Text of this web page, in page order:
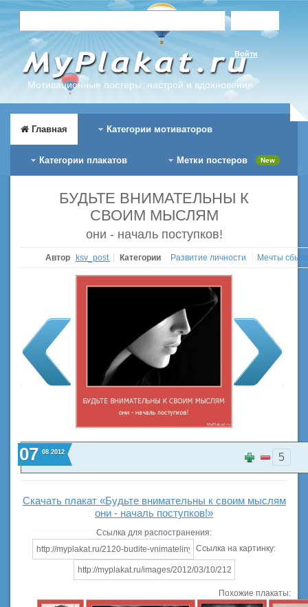
Мотивационные постеры, настрой и вдохновение
Войти
Главная Категории мотиваторов
Категории плакатов Метки постеров New
БУДЬТЕ ВНИМАТЕЛЬНЫ К
СВОИМ МЫСЛЯМ
они - началь поступков!
Автор ksv_post Категории Развитие личности Мечты
07 08 2012 5
Скачать плакат «Будьте внимательны к своим мыслям
они - началь поступков!»
Ссылка для распостранения:
Ссылка на картинку:
Похожие плакаты: